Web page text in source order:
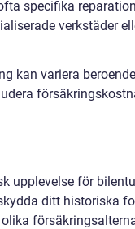
specifika
verkstäder
kan variera
upplevelse för
ditt historiska